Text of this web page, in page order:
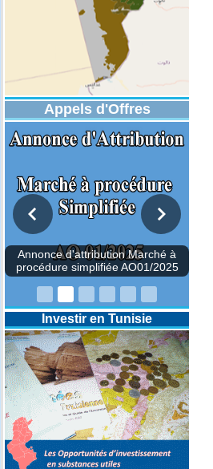
Appels d'Offres
Annonce
procédure
Investir en Tunisie